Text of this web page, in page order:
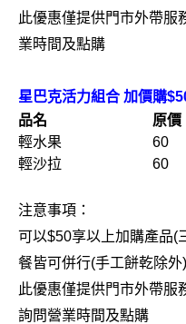
此優惠僅提供門市外帶服
業時間及點購
星巴克活力組合 加價購
品名
原價
輕水果
60
輕沙拉 60
注意事項：
可以$50享以上加購產品(
餐皆可併行(手工餅乾除外)
此優惠僅提供門市外帶服
詢問營業時間及點購